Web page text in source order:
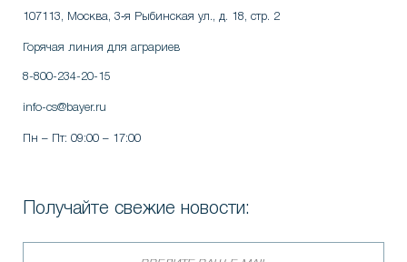
107113, Москва, 3‑я Рыбинская ул., д. 18, стр. 2
Горячая линия для аграриев
8-800-234-20-15
info-cs@bayer.ru
Пн – Пт: 09:00 – 17:00
Получайте свежие новости: